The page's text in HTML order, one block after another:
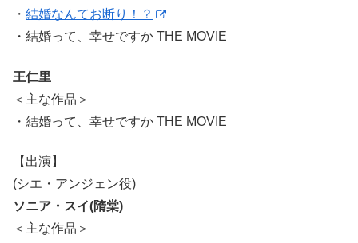
・ 結婚なんてお断り！？
・結婚って、幸せですか THE MOVIE
王仁里
＜主な作品＞
・結婚って、幸せですか THE MOVIE
【出演】
(シエ・アンジェン役)
ソニア・スイ(隋棠)
＜主な作品＞